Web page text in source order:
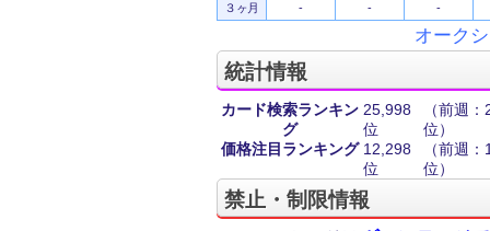
３ヶ月
- - -
オーク
統計情報
カード検索ランキン
グ
25,998
位
（前週
位）
価格注目ランキング 12,298
位
（前週
位）
禁止・制限情報